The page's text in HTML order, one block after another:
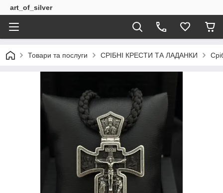
art_of_silver
Товари та послуги СРІБНІ КРЕСТИ ТА ЛАДАНКИ